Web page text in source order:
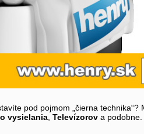
pod pojmom „čierna
vysielania Televízorov a podobne.